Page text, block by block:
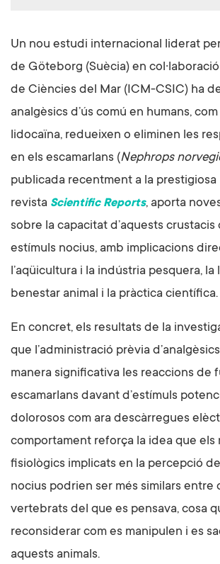
Un nou estudi internacional liderat
de Göteborg (Suècia) en
de Ciències del Mar (ICM-CSIC) ha
analgèsics d’ús comú en humans, com
lidocaïna, redueixen o eliminen les
en els escamarlans (Nephrops
publicada recentment a la prestigiosa
revista Scientific Reports, aporta
sobre la capacitat d’aquests crustacis
estímuls nocius, amb implicacions
l’aqüicultura i la indústria pesquera,
benestar animal i la pràctica científica.
En concret, els resultats de la
que l’administració prèvia
manera significativa les reaccions de
escamarlans davant d’estímuls
dolorosos com ara descàrregues
comportament reforça la idea que els
fisiològics implicats en la percepció
nocius podrien ser més similars entre
vertebrats del que es pensava, cosa
reconsiderar com es manipulen i es
aquests animals.